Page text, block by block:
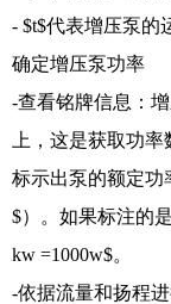
- $t$代表增压泵的
确定增压泵功率
-查看铭牌信息：
上，这是获取功
标示出泵的额定功
$）。如果标注的
kw =1000w$。
-依据流量和扬程